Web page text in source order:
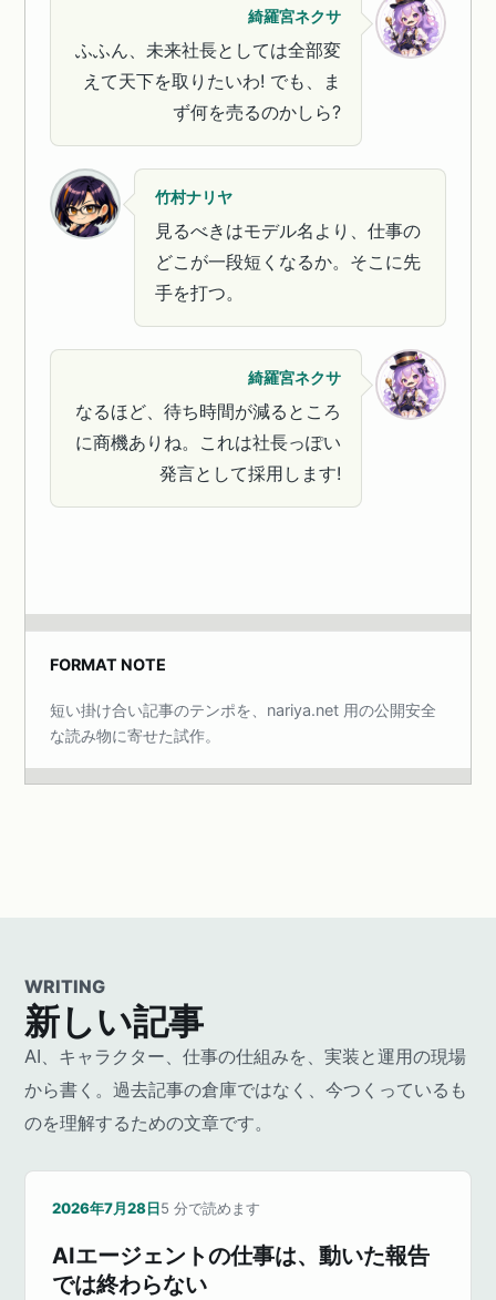
綺羅宮ネクサ
ふふん、未来社長としては全部変
えて天下を取りたいわ! でも、ま
ず何を売るのかしら?
竹村ナリヤ
見るべきはモデル名より、仕事の
どこが一段短くなるか。そこに先
手を打つ。
綺羅宮ネクサ
なるほど、待ち時間が減るところ
に商機ありね。これは社長っぽい
発言として採用します!
FORMAT NOTE
短い掛け合い記事のテンポを、nariya.net 用の公開安全
な読み物に寄せた試作。
WRITING
新しい記事
AI、キャラクター、仕事の仕組みを、実装と運用の現場
から書く。過去記事の倉庫ではなく、今つくっているも
のを理解するための文章です。
2026年7月28日5 分で読めます
AIエージェントの仕事は、動いた報告
では終わらない